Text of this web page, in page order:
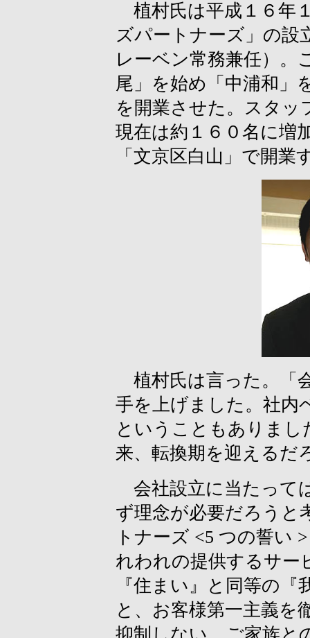
植村氏は平成１６年
ズパートナーズ」の設
レーベン常務兼任）。
尾」を始め「中浦和」
を開業させた。スタッ
現在は約１６０名に増
「文京区白山」で開業
植村氏は言った。「
手を上げました。社内
ということもありまし
来、転換期を迎えるだ
会社設立に当たって
ず理念が必要だろうと
トナーズ <5 つの誓い
れわれの提供するサー
『住まい』と同等の
と、お客様第一主義を